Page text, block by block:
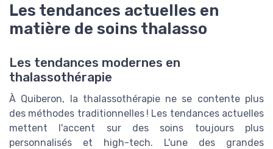
Les tendances actuelles en
matière de soins thalasso
Les tendances modernes en
thalassothérapie
À Quiberon, la thalassothérapie ne se contente plus
des méthodes traditionnelles ! Les tendances actuelles
mettent l'accent sur des soins toujours plus
personnalisés et high-tech. L'une des grandes